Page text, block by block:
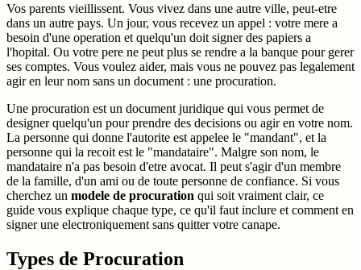
Vos parents vieillissent. Vous vivez dans une autre ville, peut-etre
dans un autre pays. Un jour, vous recevez un appel : votre mere a
besoin d'une operation et quelqu'un doit signer des papiers a
l'hopital. Ou votre pere ne peut plus se rendre a la banque pour gerer
ses comptes. Vous voulez aider, mais vous ne pouvez pas legalement
agir en leur nom sans un document : une procuration.
Une procuration est un document juridique qui vous permet de
designer quelqu'un pour prendre des decisions ou agir en votre nom.
La personne qui donne l'autorite est appelee le "mandant", et la
personne qui la recoit est le "mandataire". Malgre son nom, le
mandataire n'a pas besoin d'etre avocat. Il peut s'agir d'un membre
de la famille, d'un ami ou de toute personne de confiance. Si vous
cherchez un modele de procuration qui soit vraiment clair, ce
guide vous explique chaque type, ce qu'il faut inclure et comment en
signer une electroniquement sans quitter votre canape.
Types de Procuration